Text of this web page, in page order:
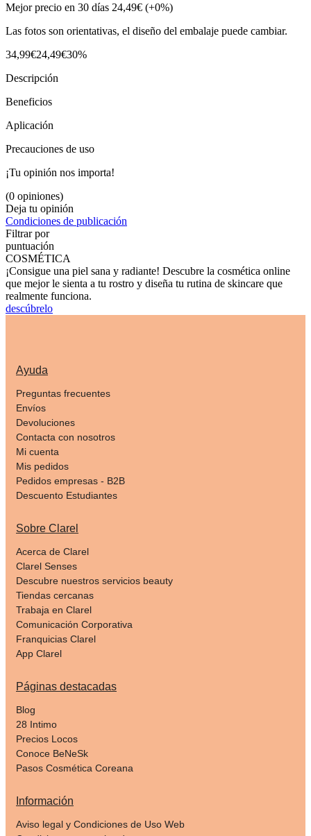
Mejor precio en 30 días 24,49€ (+0%)
Las fotos son orientativas, el diseño del embalaje puede cambiar.
34,99€24,49€30%
Descripción
Beneficios
Aplicación
Precauciones de uso
¡Tu opinión nos importa!
(0 opiniones)
Deja tu opinión
Condiciones de publicación
Filtrar por
puntuación
COSMÉTICA
¡Consigue una piel sana y radiante! Descubre la cosmética online
que mejor le sienta a tu rostro y diseña tu rutina de skincare que
realmente funciona.
descúbrelo
Ayuda
Preguntas frecuentes
Envíos
Devoluciones
Contacta con nosotros
Mi cuenta
Mis pedidos
Pedidos empresas - B2B
Descuento Estudiantes
Sobre Clarel
Acerca de Clarel
Clarel Senses
Descubre nuestros servicios beauty
Tiendas cercanas
Trabaja en Clarel
Comunicación Corporativa
Franquicias Clarel
App Clarel
Páginas destacadas
Blog
28 Intimo
Precios Locos
Conoce BeNeSk
Pasos Cosmética Coreana
Información
Aviso legal y Condiciones de Uso Web